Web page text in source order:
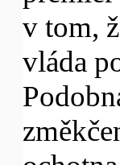
v tom,
vláda